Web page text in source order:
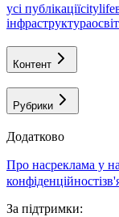
усі публікаціїcitylife
інфраструктура
Контент
Рубрики
Додатково
про насреклама у
конфіденційності
За підтримки: